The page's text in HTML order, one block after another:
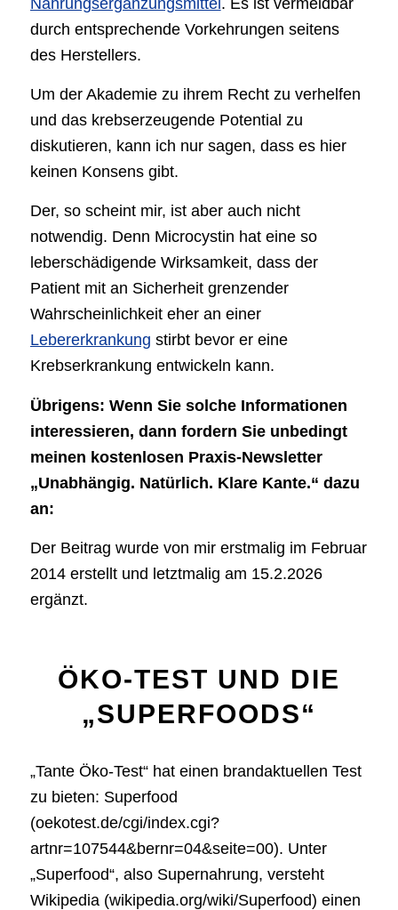
durch entsprechende Vorkehrungen seitens
des Herstellers.
Um der Akademie zu ihrem Recht zu verhelfen
und das krebserzeugende Potential zu
diskutieren, kann ich nur sagen, dass es hier
keinen Konsens gibt.
Der, so scheint mir, ist aber auch nicht
notwendig. Denn Microcystin hat eine so
leberschädigende Wirksamkeit, dass der
Patient mit an Sicherheit grenzender
Wahrscheinlichkeit eher an einer
Lebererkrankung stirbt bevor er eine
Krebserkrankung entwickeln kann.
Übrigens: Wenn Sie solche Informationen
interessieren, dann fordern Sie unbedingt
meinen kostenlosen Praxis-Newsletter
„Unabhängig. Natürlich. Klare Kante.“ dazu
an:
Der Beitrag wurde von mir erstmalig im Februar
2014 erstellt und letztmalig am 15.2.2026
ergänzt.
ÖKO-TEST UND DIE
„SUPERFOODS“
„Tante Öko-Test“ hat einen brandaktuellen Test
zu bieten: Superfood
(oekotest.de/cgi/index.cgi?
artnr=107544&bernr=04&seite=00). Unter
„Superfood“, also Supernahrung, versteht
Wikipedia (wikipedia.org/wiki/Superfood) einen